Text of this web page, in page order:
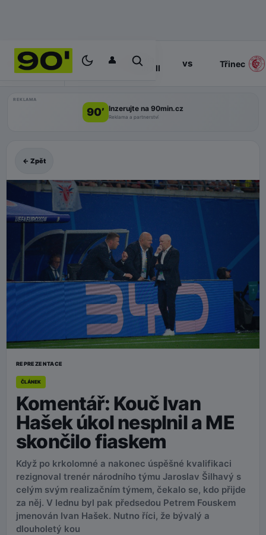
👤
PROGRAM 17:00
Slavia
Praha II
vs Třinec
REKLAMA
90’ Inzerujte na 90min.cz
Reklama a partnerství
← Zpět
REPREZENTACE
ČLÁNEK
Komentář: Kouč Ivan
Hašek úkol nesplnil a ME
skončilo fiaskem
Když po krkolomné a nakonec úspěšné kvalifikaci
rezignoval trenér národního týmu Jaroslav Šilhavý s
celým svým realizačním týmem, čekalo se, kdo přijde
za něj. V lednu byl pak předsedou Petrem Fouskem
jmenován Ivan Hašek. Nutno říci, že bývalý a
dlouholetý kou